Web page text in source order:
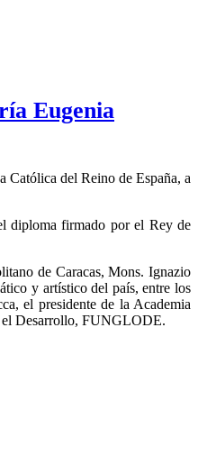
Eugenia
Católica del Reino de España, a
diploma firmado por el Rey de
de Caracas, Mons. Ignazio
y artístico del país, entre los
el presidente de la Academia
el Desarrollo, FUNGLODE.